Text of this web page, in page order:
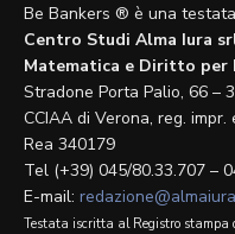
Be Bankers ® è una
Centro Studi Alma Iura
Matematica e Diritto per
Stradone Porta Palio, 66 –
CCIAA di Verona, reg.
Rea 340179
Tel (+39) 045/80.33.707 –
E-mail:
Testata iscritta al Registro